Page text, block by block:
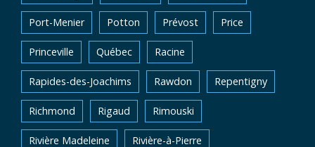
Port-Menier Potton Prévost Price
Princeville Québec Racine
Rapides-des-Joachims Rawdon Repentigny
Richmond Rigaud Rimouski
Rivière Madeleine Rivière-à-Pierre